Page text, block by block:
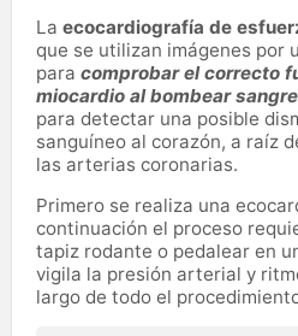
La ecocardiografía de
que se utilizan imágenes por
para comprobar el correcto
miocardio al bombear
para detectar una posible
sanguíneo al corazón, a raíz
las arterias coronarias.
Primero se realiza una
continuación el proceso
tapiz rodante o pedalear en
vigila la presión arterial y
largo de todo el